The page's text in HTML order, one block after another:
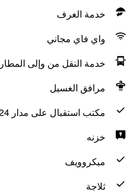
خدمة الغرف
واي فاي مجاني
خدمة النقل من وإلى المطار
مرافق الغسيل
مكتب استقبال على مدار 24 ساعة
خزنه
ميكروويف
ثلاجة